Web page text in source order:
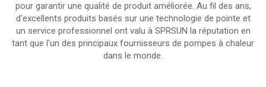
pour garantir une qualité de produit améliorée. Au fil des ans,
d'excellents produits basés sur une technologie de pointe et
un service professionnel ont valu à SPRSUN la réputation en
tant que l'un des principaux fournisseurs de pompes à chaleur
dans le monde.